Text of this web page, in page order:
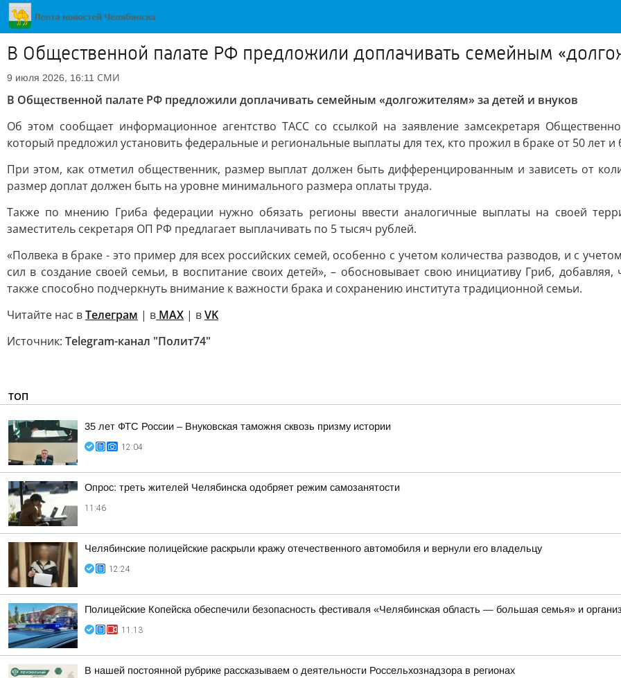
В Общественной палате РФ предложили доплачивать семейным
9 июля 2026, 16:11 СМИ
В Общественной палате РФ предложили доплачивать семейным «долгожителям» за детей и внуков
Об этом сообщает информационное агентство ТАСС со ссылкой на заявление замсекретаря
который предложил установить федеральные и региональные выплаты для тех, кто прожил в браке от 50 лет и
При этом, как отметил общественник, размер выплат должен быть дифференцированным и зависеть от
размер доплат должен быть на уровне минимального размера оплаты труда.
Также по мнению Гриба федерации нужно обязать регионы ввести аналогичные выплаты на своей
заместитель секретаря ОП РФ предлагает выплачивать по 5 тысяч рублей.
«Полвека в браке - это пример для всех российских семей, особенно с учетом количества разводов, и с
сил в создание своей семьи, в воспитание своих детей», – обосновывает свою инициативу Гриб,
также способно подчеркнуть внимание к важности брака и сохранению института традиционной семьи.
Читайте нас вТелеграм | в MAX | вVK
Источник: Telegram-канал "Полит74"
ТОП
35 лет ФТС России – Внуковская таможня сквозь призму истории
12:04
Опрос: треть жителей Челябинска одобряет режим самозанятости
11:46
Челябинские полицейские раскрыли кражу отечественного автомобиля и вернули его владельцу
12:24
Полицейские Копейска обеспечили безопасность фестиваля «Челябинская область — большая семья» и
11:13
В нашей постоянной рубрике рассказываем о деятельности Россельхознадзора в регионах